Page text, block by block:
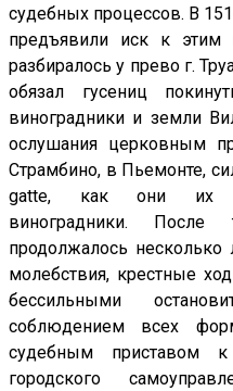
судебных процессов. В
предъявили иск к
разбиралось у прево г.
обязал гусениц
виноградники и земли
ослушания церковным
Страмбино, в Пьемонте,
gatte, как они их
виноградники.
продолжалось
молебствия, крестные
бессильными
соблюдением всех
судебным приставом
городского